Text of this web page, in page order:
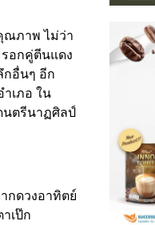
ณภาพ ไม่ว่า
อกคู่ตีนแดง
กอื่นๆ อีก
เภอ ใน
นตรีนาฏศิลป์
กดวงอาทิตย์
เป๊ก